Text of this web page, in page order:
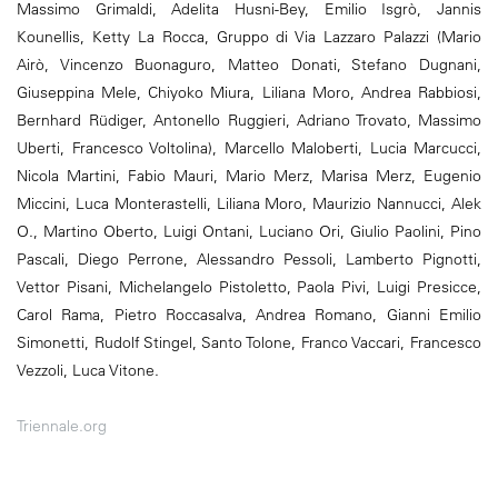
Massimo Grimaldi, Adelita Husni-Bey, Emilio Isgrò, Jannis
Kounellis, Ketty La Rocca, Gruppo di Via Lazzaro Palazzi (Mario
Airò, Vincenzo Buonaguro, Matteo Donati, Stefano Dugnani,
Giuseppina Mele, Chiyoko Miura, Liliana Moro, Andrea Rabbiosi,
Bernhard Rüdiger, Antonello Ruggieri, Adriano Trovato, Massimo
Uberti, Francesco Voltolina), Marcello Maloberti, Lucia Marcucci,
Nicola Martini, Fabio Mauri, Mario Merz, Marisa Merz, Eugenio
Miccini, Luca Monterastelli, Liliana Moro, Maurizio Nannucci, Alek
O., Martino Oberto, Luigi Ontani, Luciano Ori, Giulio Paolini, Pino
Pascali, Diego Perrone, Alessandro Pessoli, Lamberto Pignotti,
Vettor Pisani, Michelangelo Pistoletto, Paola Pivi, Luigi Presicce,
Carol Rama, Pietro Roccasalva, Andrea Romano, Gianni Emilio
Simonetti, Rudolf Stingel, Santo Tolone, Franco Vaccari, Francesco
Vezzoli, Luca Vitone.
Triennale.org